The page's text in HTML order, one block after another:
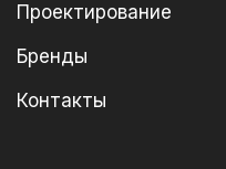
Проектирование
Бренды
Контакты